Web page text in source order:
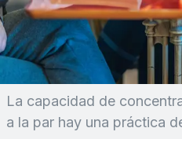
La capacidad de
a la par hay una práctica